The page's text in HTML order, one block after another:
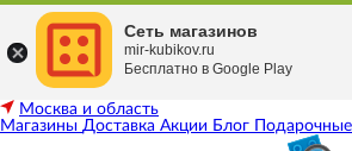
Москва и область
Магазины Доставка Акции Блог
Сеть магазинов
mir-kubikov.ru
Бесплатно в Google Play